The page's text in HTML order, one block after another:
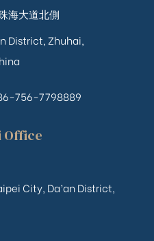
海大道北側
District, Zhuhai,
756-7798889
Office
City, Da’an District,